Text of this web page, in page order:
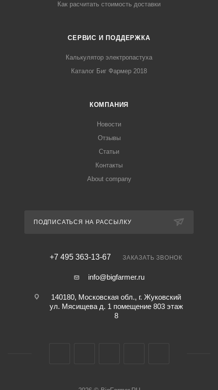
Как расчитать стоимость доставки
СЕРВИС И ПОДДЕРЖКА
Калькулятор электропастуха
Каталог Биг Фармер 2018
КОМПАНИЯ
Новости
Отзывы
Статьи
Контакты
About company
ПОДПИСАТЬСЯ НА РАССЫЛКУ
+7 495 363-13-67 ЗАКАЗАТЬ ЗВОНОК
info@bigfarmer.ru
140180, Московская обл., г. Жуковский
ул. Мясищева д. 1 помещение 803 этаж
8